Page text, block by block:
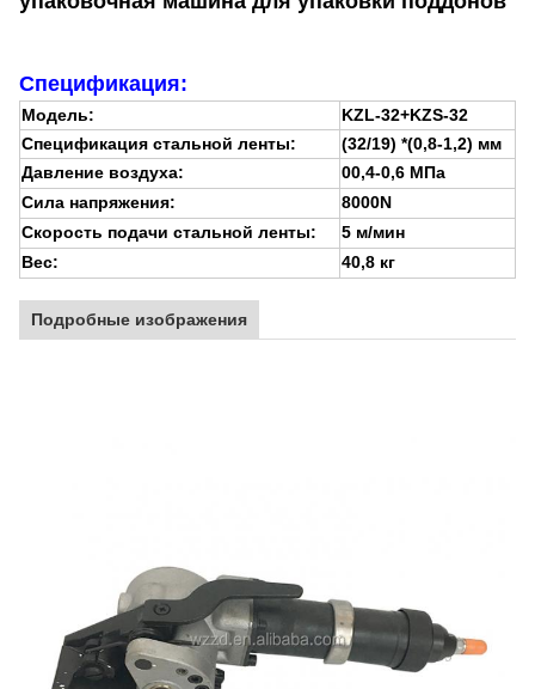
Спецификация:
Модель:
KZL-32+KZS-32
Спецификация стальной ленты:
(32/19) *(0,8-1,2) мм
Давление воздуха:
00,4-0,6 МПа
Сила напряжения:
8000N
Скорость подачи стальной ленты:
5 м/мин
Вес:
40,8 кг
Подробные изображения